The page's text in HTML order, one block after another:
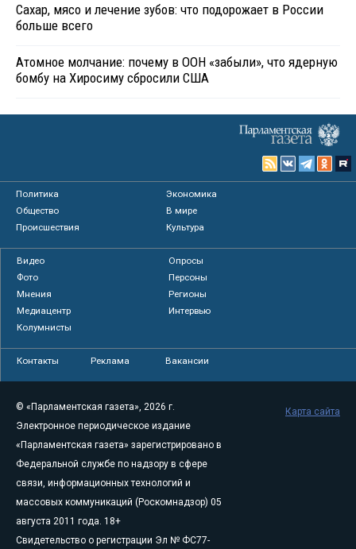
Сахар, мясо и лечение зубов: что подорожает в России
больше всего
Атомное молчание: почему в ООН «забыли», что ядерную
бомбу на Хиросиму сбросили США
Политика
Экономика
Общество
В мире
Происшествия
Культура
Видео
Опросы
Фото
Персоны
Мнения
Регионы
Медиацентр
Интервью
Колумнисты
Контакты Реклама Вакансии
© «Парламентская газета», 2026 г.
Электронное периодическое издание
«Парламентская газета» зарегистрировано в
Федеральной службе по надзору в сфере
связи, информационных технологий и
массовых коммуникаций (Роскомнадзор) 05
августа 2011 года. 18+
Свидетельство о регистрации Эл № ФС77-
Карта сайта